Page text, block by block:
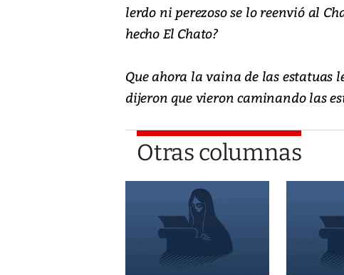
lerdo ni perezoso se lo reenvió al
hecho El Chato?
Que ahora la vaina de las estatuas
dijeron que vieron caminando las
Otras columnas